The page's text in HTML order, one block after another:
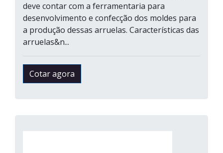
deve contar com a ferramentaria para
desenvolvimento e confecção dos moldes para
a produção dessas arruelas. Características das
arruelas&n...
Cotar agora